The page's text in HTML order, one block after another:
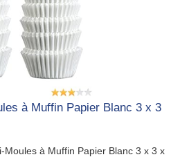
à Muffin Papier Blanc 3 x 3
à Muffin Papier Blanc 3 x 3 x